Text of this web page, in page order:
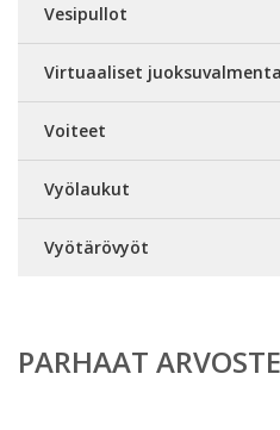
Vesipullot
Virtuaaliset
Voiteet
Vyölaukut
Vyötärövyöt
PARHAAT